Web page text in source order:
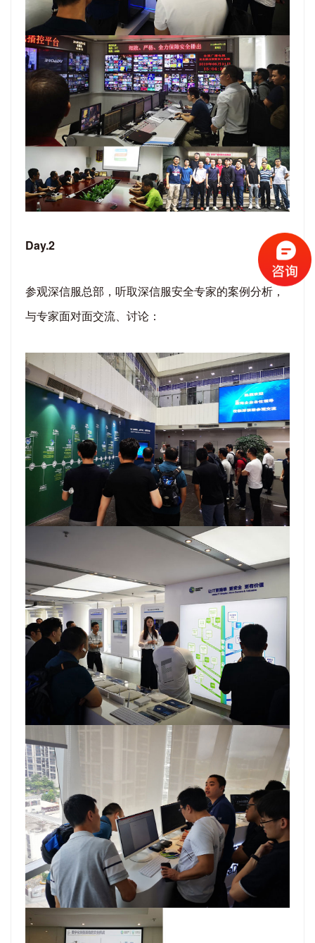
Day.2
参观深信服总部，听取深信服安全专家的案例分析，
与专家面对面交流、讨论：